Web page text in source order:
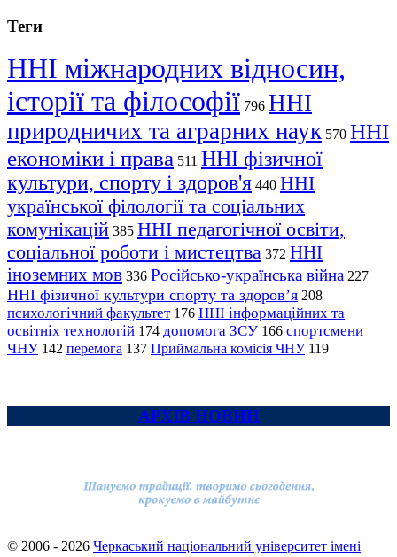
Теги
ННІ міжнародних відносин,
історії та філософії 796 ННІ
природничих та аграрних наук 570 ННІ
економіки і права 511 ННІ фізичної
культури, спорту і здоров'я 440 ННІ
української філології та соціальних
комунікацій 385 ННІ педагогічної освіти,
соціальної роботи і мистецтва 372 ННІ
іноземних мов 336 Російсько-українська війна 227
ННІ фізичної культури спорту та здоров’я 208
психологічний факультет 176 ННІ інформаційних та
освітніх технологій 174 допомога ЗСУ 166 спортсмени
ЧНУ 142 перемога 137 Приймальна комісія ЧНУ 119
АРХІВ НОВИН
© 2006 - 2026 Черкаський національний університет імені